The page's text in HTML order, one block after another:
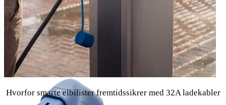
Oplad ved alle ladestationer i Europa
Hvorfor smarte elbilister fremtidssikrer med 32A ladekabler